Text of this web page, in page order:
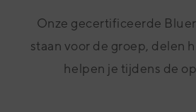
Onze gecertificeerde
staan voor de groep, delen
helpen je tijdens de